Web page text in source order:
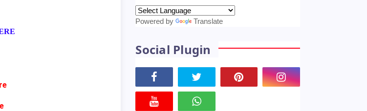
Powered by Translate
Social Plugin